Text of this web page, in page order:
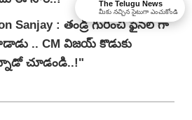
Sanjay : తండ్రి గురించి ఫైనల్ గా
.. CM విజయ్ కొడుకు
చూడండి..!"
The Telugu News
మీకు నచ్చిన సైటుగా ఎంచుకోండి